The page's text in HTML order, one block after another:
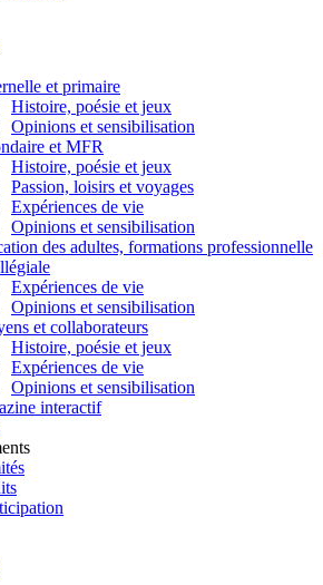
et primaire
Histoire, poésie et jeux
Opinions et sensibilisation
et MFR
Histoire, poésie et jeux
Passion, loisirs et voyages
Expériences de vie
Opinions et sensibilisation
des adultes, formations professionnelle
Expériences de vie
Opinions et sensibilisation
et collaborateurs
Histoire, poésie et jeux
Expériences de vie
Opinions et sensibilisation
interactif